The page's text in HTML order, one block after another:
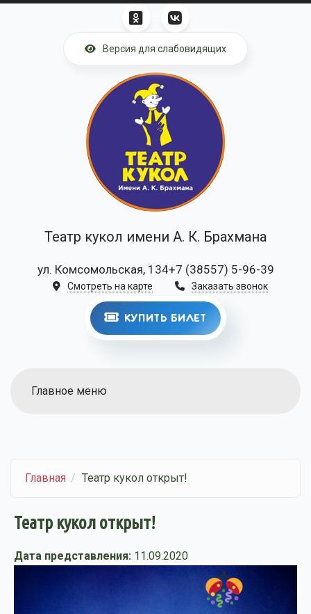
Перейти к основному содержанию
Версия для слабовидящих
Театр кукол имени А. К. Брахмана
ул. Комсомольская, 134
Смотреть на карте
+7 (38557) 5-96-39
Заказать звонок
КУПИТЬ БИЛЕТ
Главное меню
Главная Театр кукол открыт!
Театр кукол открыт!
Дата представления: 11.09.2020